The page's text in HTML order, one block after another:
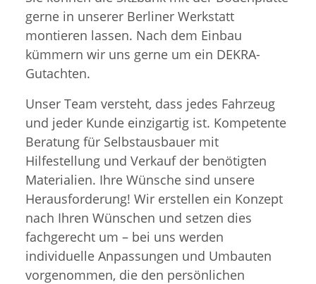
gerne in unserer Berliner Werkstatt
montieren lassen. Nach dem Einbau
kümmern wir uns gerne um ein DEKRA-
Gutachten.
Unser Team versteht, dass jedes Fahrzeug
und jeder Kunde einzigartig ist. Kompetente
Beratung für Selbstausbauer mit
Hilfestellung und Verkauf der benötigten
Materialien. Ihre Wünsche sind unsere
Herausforderung! Wir erstellen ein Konzept
nach Ihren Wünschen und setzen dies
fachgerecht um – bei uns werden
individuelle Anpassungen und Umbauten
vorgenommen, die den persönlichen